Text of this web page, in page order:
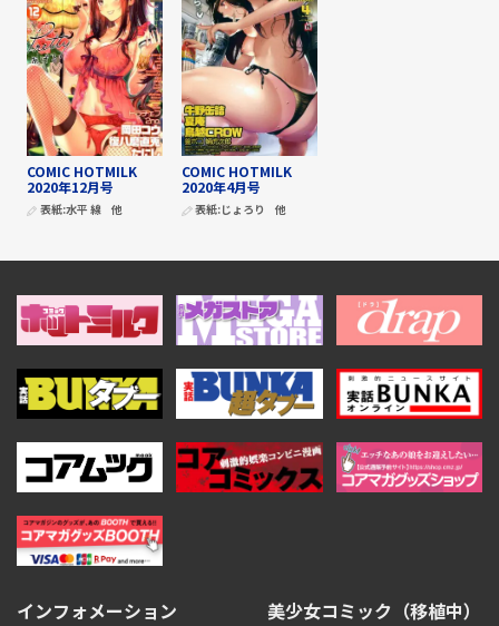
COMIC HOTMILK
2020年12月号
表紙:水平 線 他
COMIC HOTMILK
2020年4月号
表紙:じょろり 他
インフォメーション
美少女コミック（移植中）